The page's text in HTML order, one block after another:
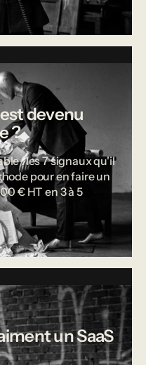
devenu
?
: les 7 signaux qu'il
pour en faire un
€ HT en 3 à 5
un SaaS